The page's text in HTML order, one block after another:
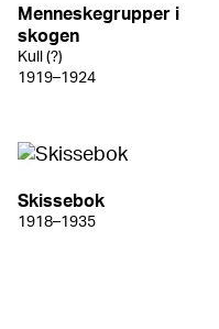
Menneskegrupper i
skogen
Kull (?)
1919–1924
Skissebok
1918–1935